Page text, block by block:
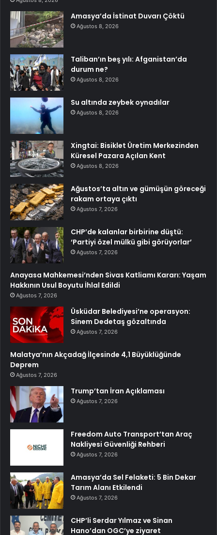
Amasya’da İstinat Duvarı Çöktü
Ağustos 8, 2026
Taliban’ın beş yılı: Afganistan’da
durum ne?
Ağustos 8, 2026
Su altında zeybek oynadılar
Ağustos 8, 2026
Xingtai: Bisiklet Üretim Merkezinden
Küresel Pazara Açılan Kent
Ağustos 8, 2026
Ağustos’ta altın ve gümüşün göreceği
rakam ortaya çıktı
Ağustos 7, 2026
CHP’de kalanlar birbirine düştü:
‘Partiyi özel mülkü gibi görüyorlar’
Ağustos 7, 2026
Anayasa Mahkemesi’nden Sivas Katliamı Kararı: Yaşam
Hakkının Usul Boyutu İhlal Edildi
Ağustos 7, 2026
Üsküdar Belediyesi’ne operasyon:
Sinem Dedetaş gözaltında
Ağustos 7, 2026
Malatya’nın Akçadağ İlçesinde 4,1 Büyüklüğünde
Deprem
Ağustos 7, 2026
Trump’tan İran Açıklaması
Ağustos 7, 2026
Freedom Auto Transport’tan Araç
Nakliyesi Güvenliği Rehberi
Ağustos 7, 2026
Amasya’da Sel Felaketi: 5 Bin Dekar
Tarım Alanı Etkilendi
Ağustos 7, 2026
CHP’li Serdar Yılmaz ve Sinan
Hano’dan OGC’ye ziyaret